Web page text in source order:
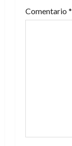
Comentario *